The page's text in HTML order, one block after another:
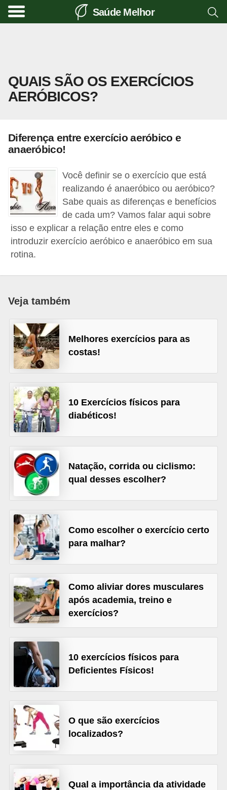
Saúde Melhor
QUAIS SÃO OS EXERCÍCIOS
AERÓBICOS?
Diferença entre exercício aeróbico e
anaeróbico!
Você definir se o exercício que está
realizando é anaeróbico ou aeróbico?
Sabe quais as diferenças e benefícios
de cada um? Vamos falar aqui sobre
isso e explicar a relação entre eles e como
introduzir exercício aeróbico e anaeróbico em sua
rotina.
Veja também
Melhores exercícios para as
costas!
10 Exercícios físicos para
diabéticos!
Natação, corrida ou ciclismo:
qual desses escolher?
Como escolher o exercício certo
para malhar?
Como aliviar dores musculares
após academia, treino e
exercícios?
10 exercícios físicos para
Deficientes Físicos!
O que são exercícios
localizados?
Qual a importância da atividade
A
i
d
e
í
s
i
a
B
e
a
D
i
t
a
e
l
i
m
n
t
a
ç
ã
o
S
a
u
d
v
l
a
n